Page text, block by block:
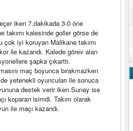
iken 7.dakikada 3-0 öne
takımı kalesinde goller görse de
çok iyi koruyan Malikane takımı
ile kazandı. Kalede görev alan
şapka çıkarttı.
maç boyunca bırakmazken
yetenekli oyuncuları ile sonuca
destek verir iken Sunay ise
koparan isimdi. Takım olarak
ile maçı kazandı.